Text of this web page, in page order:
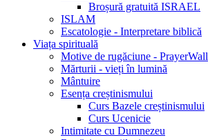
Broșură gratuită ISRAEL
ISLAM
Escatologie - Interpretare biblică
Viața spirituală
Motive de rugăciune - PrayerWall
Mărturii - vieți în lumină
Mântuire
Esența creștinismului
Curs Bazele creștinismului
Curs Ucenicie
Intimitate cu Dumnezeu